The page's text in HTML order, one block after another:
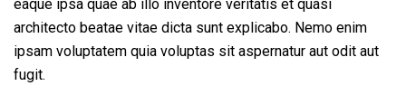
eaque ipsa quae ab illo inventore veritatis et quasi
architecto beatae vitae dicta sunt explicabo. Nemo enim
ipsam voluptatem quia voluptas sit aspernatur aut odit aut
fugit.